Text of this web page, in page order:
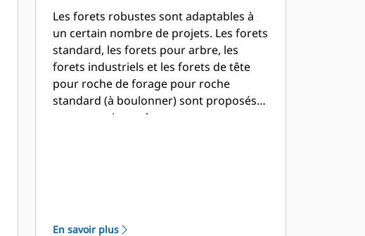
Les forets robustes sont adaptables à
un certain nombre de projets. Les forets
standard, les forets pour arbre, les
forets industriels et les forets de tête
pour roche de forage pour roche
standard (à boulonner) sont proposés
pour couvrir une large gamme
En savoir plus